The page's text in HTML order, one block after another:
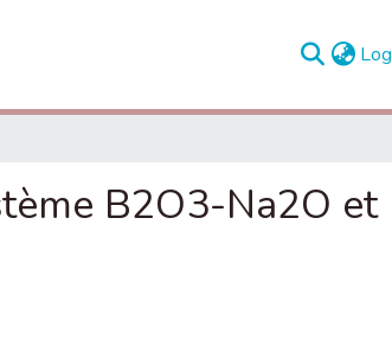
B2O3-Na2O et